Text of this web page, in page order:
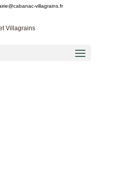
villagrains.fr